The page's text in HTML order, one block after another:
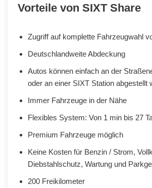
Vorteile von SIXT Share
Zugriff auf komplette Fahrzeugwahl
Deutschlandweite Abdeckung
Autos können einfach an der
oder an einer SIXT Station abgestellt
Immer Fahrzeuge in der Nähe
Flexibles System: Von 1 min bis 27
Premium Fahrzeuge möglich
Keine Kosten für Benzin / Strom,
Diebstahlschutz, Wartung und
200 Freikilometer